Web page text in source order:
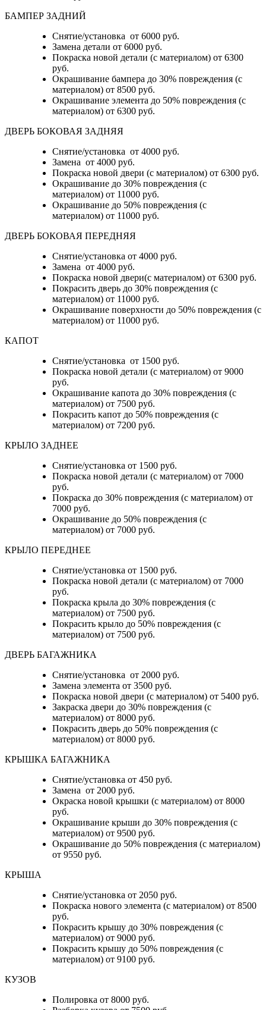
БАМПЕР ЗАДНИЙ
Снятие/установка от 6000 руб.
Замена детали от 6000 руб.
Покраска новой детали (с материалом) от 6300
руб.
Окрашивание бампера до 30% повреждения (с
материалом) от 8500 руб.
Окрашивание элемента до 50% повреждения (с
материалом) от 6300 руб.
ДВЕРЬ БОКОВАЯ ЗАДНЯЯ
Снятие/установка от 4000 руб.
Замена от 4000 руб.
Покраска новой двери (с материалом) от 6300 руб.
Окрашивание до 30% повреждения (с
материалом) от 11000 руб.
Окрашивание до 50% повреждения (с
материалом) от 11000 руб.
ДВЕРЬ БОКОВАЯ ПЕРЕДНЯЯ
Снятие/установка от 4000 руб.
Замена от 4000 руб.
Покраска новой двери(с материалом) от 6300 руб.
Покрасить дверь до 30% повреждения (с
материалом) от 11000 руб.
Окрашивание поверхности до 50% повреждения (с
материалом) от 11000 руб.
КАПОТ
Снятие/установка от 1500 руб.
Покраска новой детали (с материалом) от 9000
руб.
Окрашивание капота до 30% повреждения (с
материалом) от 7500 руб.
Покрасить капот до 50% повреждения (с
материалом) от 7200 руб.
КРЫЛО ЗАДНЕЕ
Снятие/установка от 1500 руб.
Покраска новой детали (с материалом) от 7000
руб.
Покраска до 30% повреждения (с материалом) от
7000 руб.
Окрашивание до 50% повреждения (с
материалом) от 7000 руб.
КРЫЛО ПЕРЕДНЕЕ
Снятие/установка от 1500 руб.
Покраска новой детали (с материалом) от 7000
руб.
Покраска крыла до 30% повреждения (с
материалом) от 7500 руб.
Покрасить крыло до 50% повреждения (с
материалом) от 7500 руб.
ДВЕРЬ БАГАЖНИКА
Снятие/установка от 2000 руб.
Замена элемента от 3500 руб.
Покраска новой двери (с материалом) от 5400 руб.
Закраска двери до 30% повреждения (с
материалом) от 8000 руб.
Покрасить дверь до 50% повреждения (с
материалом) от 8000 руб.
КРЫШКА БАГАЖНИКА
Снятие/установка от 450 руб.
Замена от 2000 руб.
Окраска новой крышки (с материалом) от 8000
руб.
Окрашивание крыши до 30% повреждения (с
материалом) от 9500 руб.
Окрашивание до 50% повреждения (с материалом)
от 9550 руб.
КРЫША
Снятие/установка от 2050 руб.
Покраска нового элемента (с материалом) от 8500
руб.
Покрасить крышу до 30% повреждения (с
материалом) от 9000 руб.
Покрасить крышу до 50% повреждения (с
материалом) от 9100 руб.
КУЗОВ
Полировка от 8000 руб.